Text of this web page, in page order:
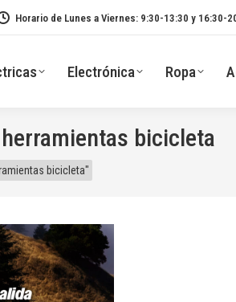
Horario de Lunes a Viernes: 9:30-13:30 y 16:30-
Electrónica Ropa
herramientas bicicleta
bicicleta"